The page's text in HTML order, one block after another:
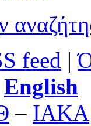
feed |
English
– ΙΑΚΑ